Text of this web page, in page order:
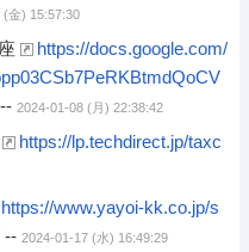
(金) 15:57:30
https://docs.google.com/
-- 2024-01-08 (月) 22:38:42
https://lp.techdirect.jp/taxc
https://www.yayoi-kk.co.jp/s
-- 2024-01-17 (水) 16:49:29